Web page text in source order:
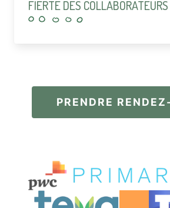
FIERTÉ DES COLLABORATEURS
PRENDRE